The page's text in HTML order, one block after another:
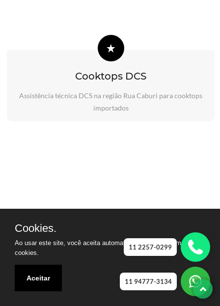
Cooktops DCS
Assistência técnica DCS na região Rua Caburi para cooktops
importados
11 2257-0299
11 94777-3134
Cookies.
Ao usar este site, você aceita automaticamente que usamos
cookies.
Aceitar